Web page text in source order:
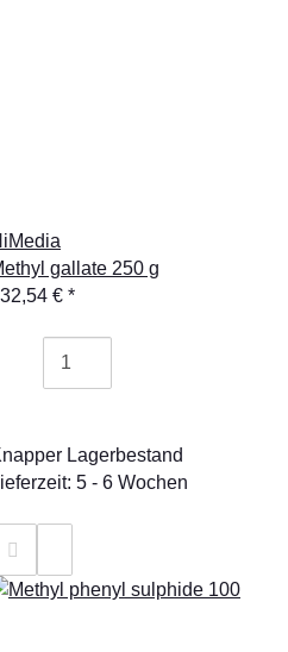
gallate 250 g
€ *
Lagerbestand
5 - 6 Wochen